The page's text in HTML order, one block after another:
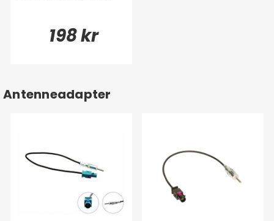
198 kr
Antenneadapter